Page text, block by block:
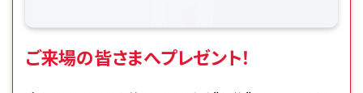
ご来場の皆さまへプレゼント！